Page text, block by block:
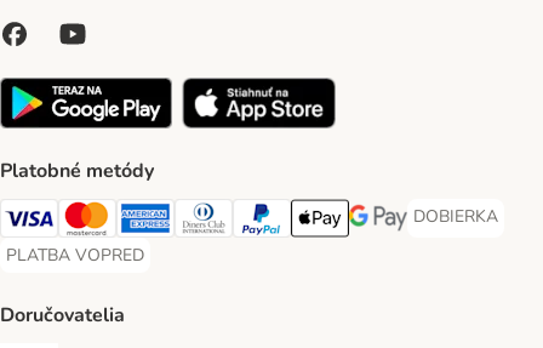
Platobné metódy
Visa Payment Method
Mastercard Payment Method
American Express Payment Method
Diners Club Payment Method
PayPal Payment Method
Apple Pay Payment Method
Google Pay Payment
DOBIERKA
DOBIERKA
PLATBA VOPRED
PLATBA VOPRED Payment Method
Doručovatelia